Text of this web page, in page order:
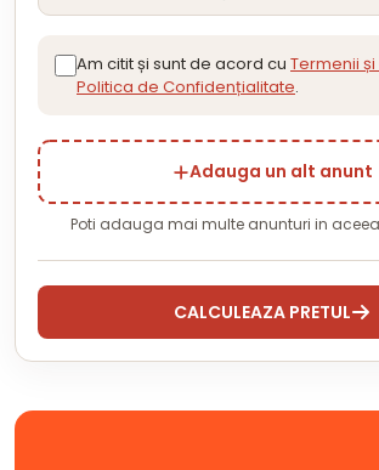
Am citit și sunt de acord cu Termenii
Politica de Confidențialitate.
Adauga un alt anunt
Poti adauga mai multe anunturi in
CALCULEAZA PRETUL